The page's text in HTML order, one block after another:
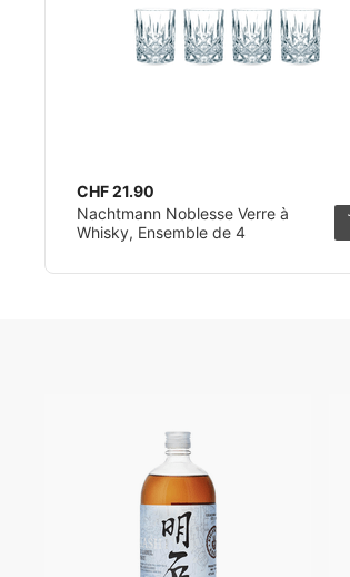
CHF 21.90
Nachtmann Noblesse Verre à
Whisky, Ensemble de 4